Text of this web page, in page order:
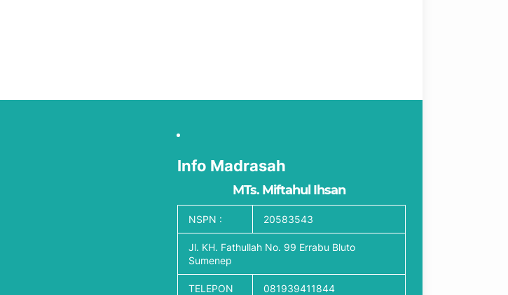
Info Madrasah
MTs. Miftahul Ihsan
NSPN : 20583543
Jl. KH. Fathullah No. 99 Errabu Bluto
Sumenep
TELEPON 081939411844